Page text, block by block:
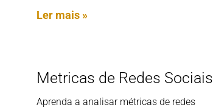
Ler mais »
Metricas de Redes Sociais
Aprenda a analisar métricas de redes